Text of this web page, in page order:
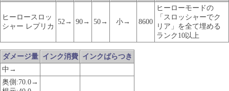
ヒーロースロッ
シャー レプリカ
52→ 90→ 50→ 小→ 8600
ヒーローモードの
「スロッシャーでク
リア」を全て埋める
ランク10以上
ダメージ量 インク消費 インクばらつき
中→
奥側:70.0→